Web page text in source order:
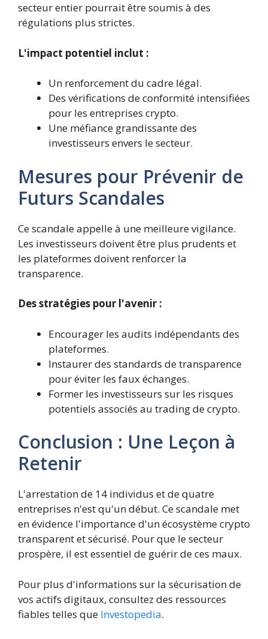
secteur entier pourrait être soumis à des
régulations plus strictes.
L'impact potentiel inclut :
Un renforcement du cadre légal.
Des vérifications de conformité intensifiées
pour les entreprises crypto.
Une méfiance grandissante des
investisseurs envers le secteur.
Mesures pour Prévenir de
Futurs Scandales
Ce scandale appelle à une meilleure vigilance.
Les investisseurs doivent être plus prudents et
les plateformes doivent renforcer la
transparence.
Des stratégies pour l'avenir :
Encourager les audits indépendants des
plateformes.
Instaurer des standards de transparence
pour éviter les faux échanges.
Former les investisseurs sur les risques
potentiels associés au trading de crypto.
Conclusion : Une Leçon à
Retenir
L'arrestation de 14 individus et de quatre
entreprises n'est qu'un début. Ce scandale met
en évidence l'importance d'un écosystème crypto
transparent et sécurisé. Pour que le secteur
prospère, il est essentiel de guérir de ces maux.
Pour plus d'informations sur la sécurisation de
vos actifs digitaux, consultez des ressources
fiables telles que Investopedia.